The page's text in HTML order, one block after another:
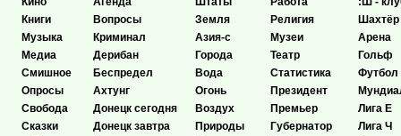
Книги
Музыка
Медиа
Смишное
Опросы
Свобода
Сказки
Вопросы
Криминал
Дерибан
Беспредел
Ахтунг
Донецк сегодня
Донецк завтра
Земля
Азия-с
Города
Вода
Огонь
Воздух
Природы
Религия
Музеи
Театр
Статистика
Президент
Премьер
Губернатор
Шахтёр
Арена
Гольф
Футбол
Лига Е
Лига Ч